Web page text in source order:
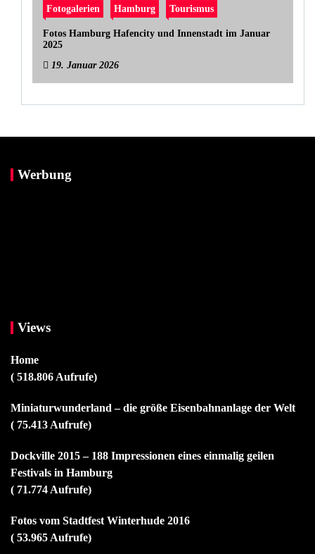
Fotogalerien Hamburg Tourismus
Fotos Hamburg Hafencity und Innenstadt im Januar
2025
19. Januar 2026
Werbung
Views
Home
( 518.806 Aufrufe)
Miniaturwunderland – die größe Eisenbahnanlage der Welt
( 75.413 Aufrufe)
Dockville 2015 – 188 Impressionen eines einmalig geilen
Festivals in Hamburg
( 71.774 Aufrufe)
Fotos vom Stadtfest Winterhude 2016
( 53.965 Aufrufe)